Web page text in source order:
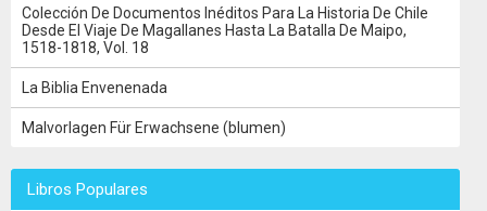
Colección De Documentos Inéditos Para La Historia De Chile
Desde El Viaje De Magallanes Hasta La Batalla De Maipo,
1518-1818, Vol. 18
La Biblia Envenenada
Malvorlagen Für Erwachsene (blumen)
Libros Populares